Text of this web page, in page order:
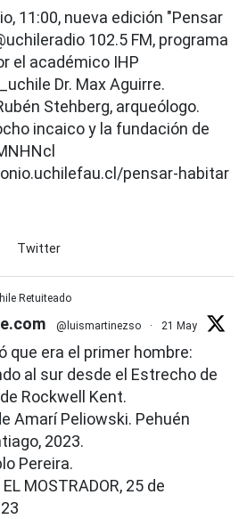
11:00, nueva edición "Pensar
102.5 FM, programa
el académico IHP
Dr. Max Aguirre.
Stehberg, arqueólogo.
incaico y la fundación de
pensar-habitar
Twitter
Retuiteado
@luismartinezso · 21 May
que era el primer hombre:
al sur desde el Estrecho de
Rockwell Kent.
Amarí Peliowski. Pehuén
2023.
Pereira.
MOSTRADOR, 25 de